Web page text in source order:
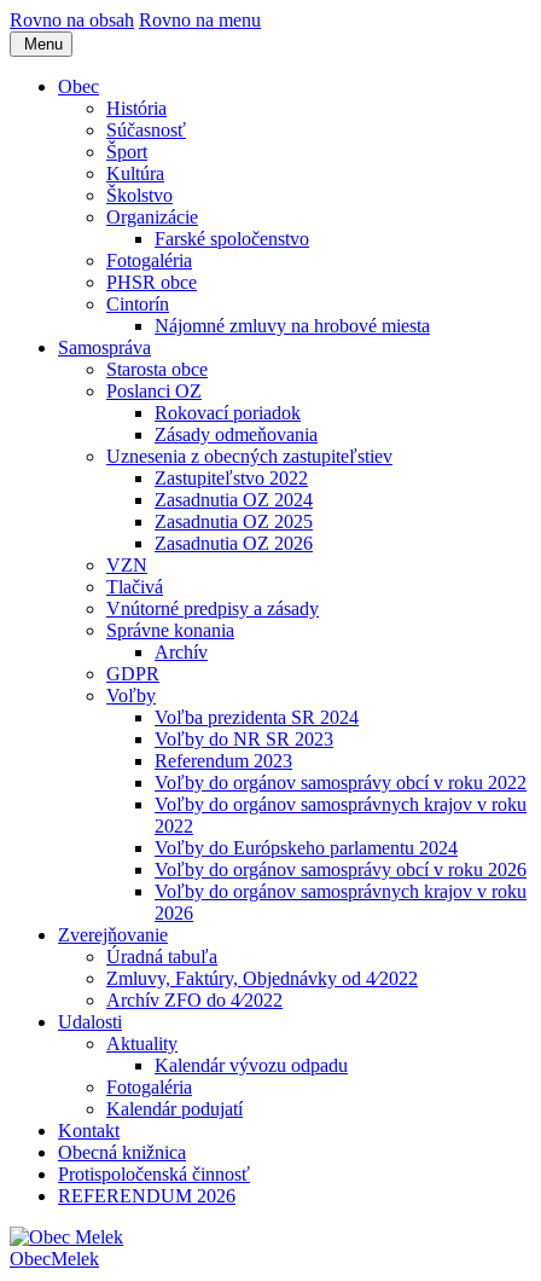
Rovno na obsah Rovno na menu
Menu
Obec
História
Súčasnosť
Šport
Kultúra
Školstvo
Organizácie
Farské spoločenstvo
Fotogaléria
PHSR obce
Cintorín
Nájomné zmluvy na hrobové miesta
Samospráva
Starosta obce
Poslanci OZ
Rokovací poriadok
Zásady odmeňovania
Uznesenia z obecných zastupiteľstiev
Zastupiteľstvo 2022
Zasadnutia OZ 2024
Zasadnutia OZ 2025
Zasadnutia OZ 2026
VZN
Tlačivá
Vnútorné predpisy a zásady
Správne konania
Archív
GDPR
Voľby
Voľba prezidenta SR 2024
Voľby do NR SR 2023
Referendum 2023
Voľby do orgánov samosprávy obcí v roku 2022
Voľby do orgánov samosprávnych krajov v roku
2022
Voľby do Európskeho parlamentu 2024
Voľby do orgánov samosprávy obcí v roku 2026
Voľby do orgánov samosprávnych krajov v roku
2026
Zverejňovanie
Úradná tabuľa
Zmluvy, Faktúry, Objednávky od 4⁄2022
Archív ZFO do 4⁄2022
Udalosti
Aktuality
Kalendár vývozu odpadu
Fotogaléria
Kalendár podujatí
Kontakt
Obecná knižnica
Protispoločenská činnosť
REFERENDUM 2026
ObecMelek